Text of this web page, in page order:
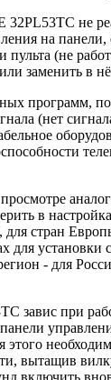
не
на панели,
пульта (не
заменить в
программ,
(нет
в
стран
для установки
- для
завис при
этого
вытащив
включить